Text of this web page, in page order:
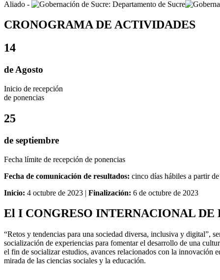
Aliado -
CRONOGRAMA DE ACTIVIDADES
14
de Agosto
Inicio de recepción
de ponencias
25
de septiembre
Fecha límite de recepción de ponencias
Fecha de comunicación de resultados: cinco días hábiles a partir
Inicio: 4 octubre de 2023 | Finalización: 6 de octubre de 2023
El I CONGRESO INTERNACIONAL
“Retos y tendencias para una sociedad diversa, inclusiva y digital”,
socialización de experiencias para fomentar el desarrollo de una
el fin de socializar estudios, avances relacionados con la innovación
mirada de las ciencias sociales y la educación.